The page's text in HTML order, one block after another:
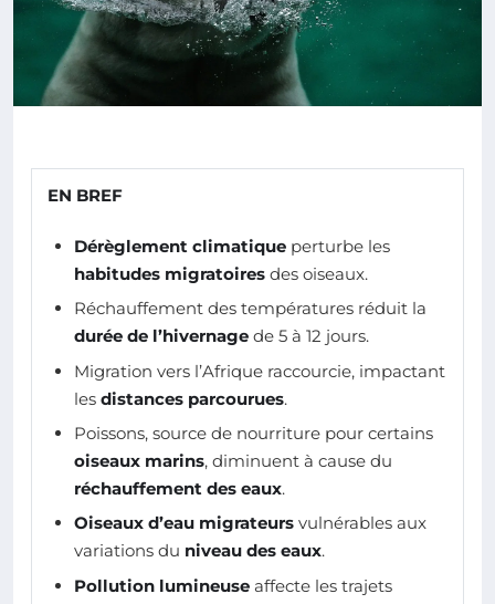
EN BREF
Dérèglement climatique perturbe les
habitudes migratoires des oiseaux.
Réchauffement des températures réduit la
durée de l’hivernage de 5 à 12 jours.
Migration vers l’Afrique raccourcie, impactant
les distances parcourues.
Poissons, source de nourriture pour certains
oiseaux marins, diminuent à cause du
réchauffement des eaux.
Oiseaux d’eau migrateurs vulnérables aux
variations du niveau des eaux.
Pollution lumineuse affecte les trajets